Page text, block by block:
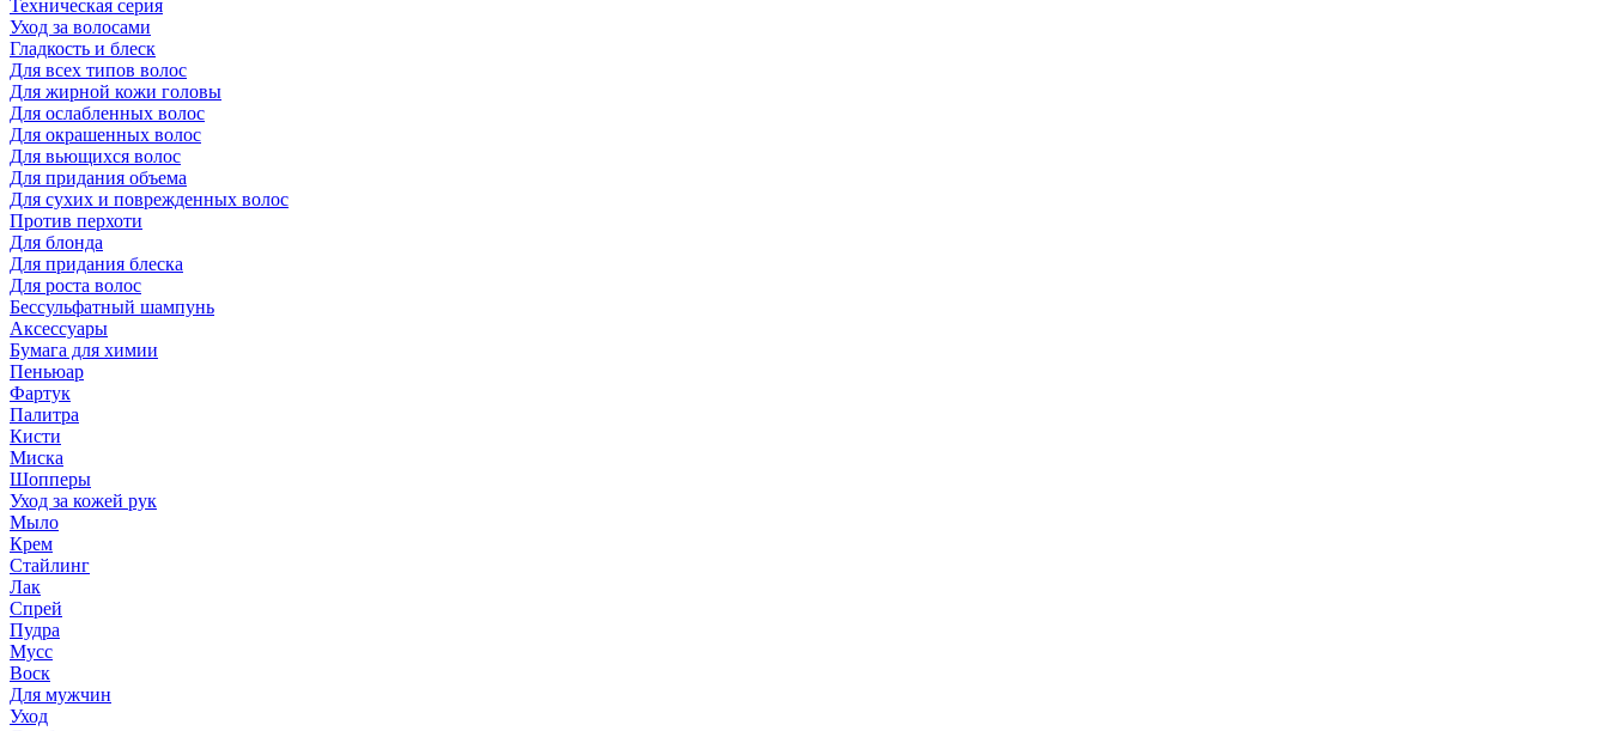
Техническая серия
Уход за волосами
Гладкость и блеск
Для всех типов волос
Для жирной кожи головы
Для ослабленных волос
Для окрашенных волос
Для вьющихся волос
Для придания объема
Для сухих и поврежденных волос
Против перхоти
Для блонда
Для придания блеска
Для роста волос
Бессульфатный шампунь
Аксессуары
Бумага для химии
Пеньюар
Фартук
Палитра
Кисти
Миска
Шопперы
Уход за кожей рук
Мыло
Крем
Стайлинг
Лак
Спрей
Пудра
Мусс
Воск
Для мужчин
Уход